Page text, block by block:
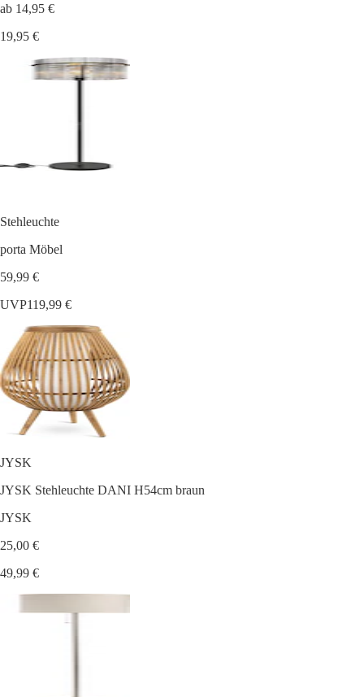
ab 14,95 €
19,95 €
Stehleuchte
porta Möbel
59,99 €
UVP119,99 €
JYSK
JYSK Stehleuchte DANI H54cm braun
JYSK
25,00 €
49,99 €